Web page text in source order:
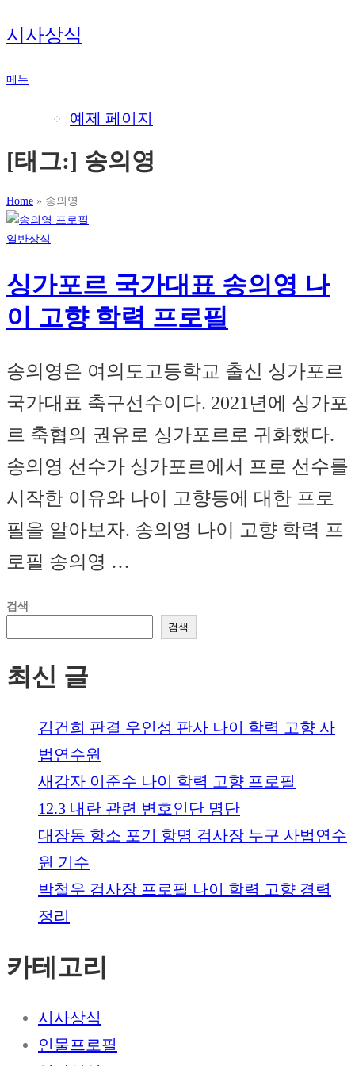
내
용
로
시사상식
메뉴
예제 페이지
[태그:] 송의영
Home » 송의영
일반상식
싱가포르 국가대표 송의영 나
이 고향 학력 프로필
송의영은 여의도고등학교 출신 싱가포르
국가대표 축구선수이다. 2021년에 싱가포
르 축협의 권유로 싱가포르로 귀화했다.
송의영 선수가 싱가포르에서 프로 선수를
시작한 이유와 나이 고향등에 대한 프로
필을 알아보자. 송의영 나이 고향 학력 프
로필 송의영 …
검색
검색
최신 글
김건희 판결 우인성 판사 나이 학력 고향 사
법연수원
새강자 이준수 나이 학력 고향 프로필
12.3 내란 관련 변호인단 명단
대장동 항소 포기 항명 검사장 누구 사법연수
원 기수
박철우 검사장 프로필 나이 학력 고향 경력
정리
카테고리
시사상식
인물프로필